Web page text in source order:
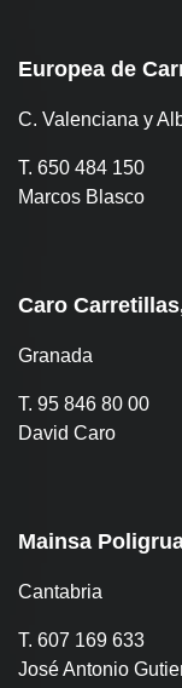
Europea de
C. Valenciana y
T. 650 484 150
Marcos Blasco
Caro
Granada
T. 95 846 80 00
David Caro
Mainsa
Cantabria
T. 607 169 633
José Antonio